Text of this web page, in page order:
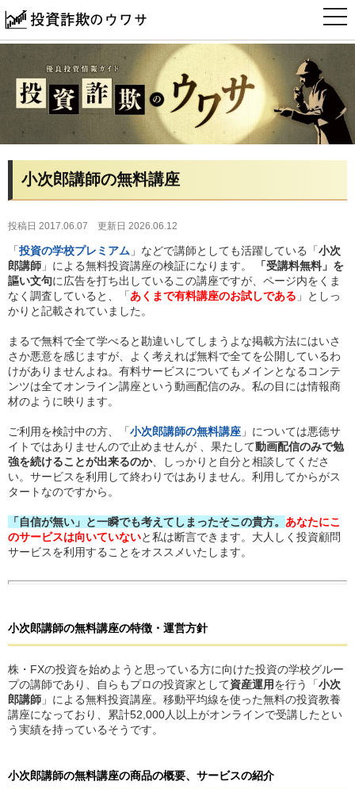
t
o
g
a
i
a
小次郎講師の無料講座
投稿日 2017.06.07 更新日 2026.06.12
「投資の学校プレミアム 」などで講師としても活躍している「小次
郎講師 」による無料投資講座の検証になります。
「受講料無料」を
謳い文句に広告を打ち出しているこの講座ですが、ページ内をくま
なく調査していると、「あくまで有料講座のお試しである 」としっ
かりと記載されていました。
まるで無料で全て学べると勘違いしてしまうよな掲載方法にはいさ
さか悪意を感じますが、よく考えれば無料で全てを公開しているわ
けがありませんよね。有料サービスについてもメインとなるコンテ
ンツは全てオンライン講座という動画配信のみ。私の目には情報商
材のように映ります。
ご利用を検討中の方、「小次郎講師の無料講座 」については悪徳サ
イトではありませんので止めませんが 、果たして動画配信のみで勉
強を続けることが出来るのか、しっかりと自分と相談してくださ
い。サービスを利用して終わりではありません。利用してからがス
タートなのですから。
「自信が無い」と一瞬でも考えてしまったそこの貴方。 あなたにこ
のサービスは向いていないと私は断言できます。大人しく投資顧問
サービスを利用することをオススメいたします。
小次郎講師の無料講座の特徴・運営方針
株・FXの投資を始めようと思っている方に向けた投資の学校グルー
プの講師であり、自らもプロの投資家として資産運用を行う「小次
郎講師 」による無料投資講座。移動平均線を使った無料の投資教養
講座になっており、累計52,000人以上がオンラインで受講したとい
う実績を持っているそうです。
小次郎講師の無料講座の商品の概要、サービスの紹介